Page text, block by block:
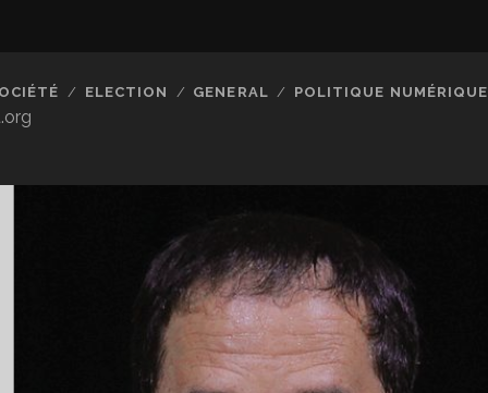
ELECTION GENERAL POLITIQUE NUMÉRIQUE